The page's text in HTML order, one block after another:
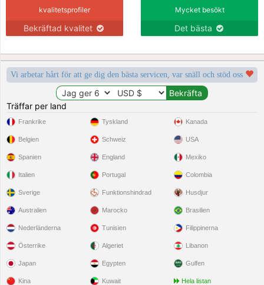
kvalitetsprofiler
Bekräftad kvalitet
Mycket besökt
Det bästa
Vi arbetar hårt för att ge dig den bästa servicen, var snäll och stöd oss
Träffar per land
Frankrike
Belgien
Spanien
Italien
Sverige
Tyskland
Schweiz
England
Portugal
Funktionshindrad
Kanada
USA
Mexiko
Colombia
Husdjur
Australien
Nederländerna
Österrike
Japan
Kina
Marocko
Tunisien
Algeriet
Egypten
Kuwait
Brasilien
Filippinerna
Libanon
Gulfen
Hela listan